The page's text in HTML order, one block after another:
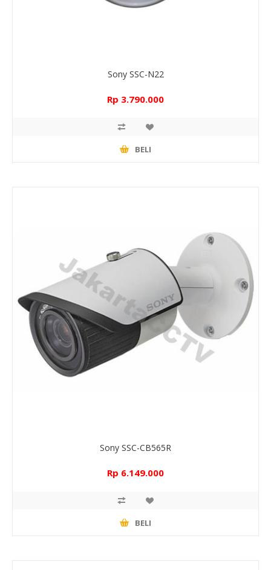
Sony SSC-N22
Rp 3.790.000
BELI
Sony SSC-CB565R
Rp 6.149.000
BELI